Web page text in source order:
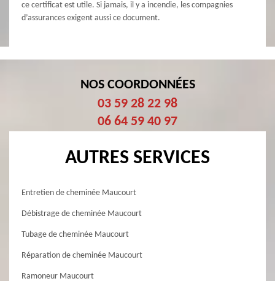
ce certificat est utile. Si jamais, il y a incendie, les compagnies
d’assurances exigent aussi ce document.
NOS COORDONNÉES
03 59 28 22 98
06 64 59 40 97
AUTRES SERVICES
Entretien de cheminée Maucourt
Débistrage de cheminée Maucourt
Tubage de cheminée Maucourt
Réparation de cheminée Maucourt
Ramoneur Maucourt